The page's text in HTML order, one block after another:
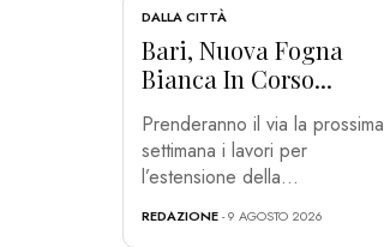
DALLA CITTÀ
Bari, Nuova Fogna
Bianca In Corso...
Prenderanno il via la prossima
settimana i lavori per
l’estensione della...
REDAZIONE- 9 AGOSTO 2026